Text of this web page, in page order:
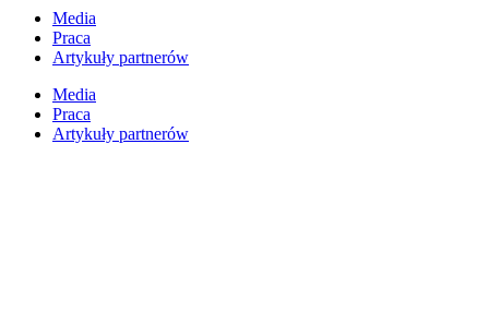
Przejdź
treści
Media
Praca
Artykuły partnerów
Media
Praca
Artykuły partnerów